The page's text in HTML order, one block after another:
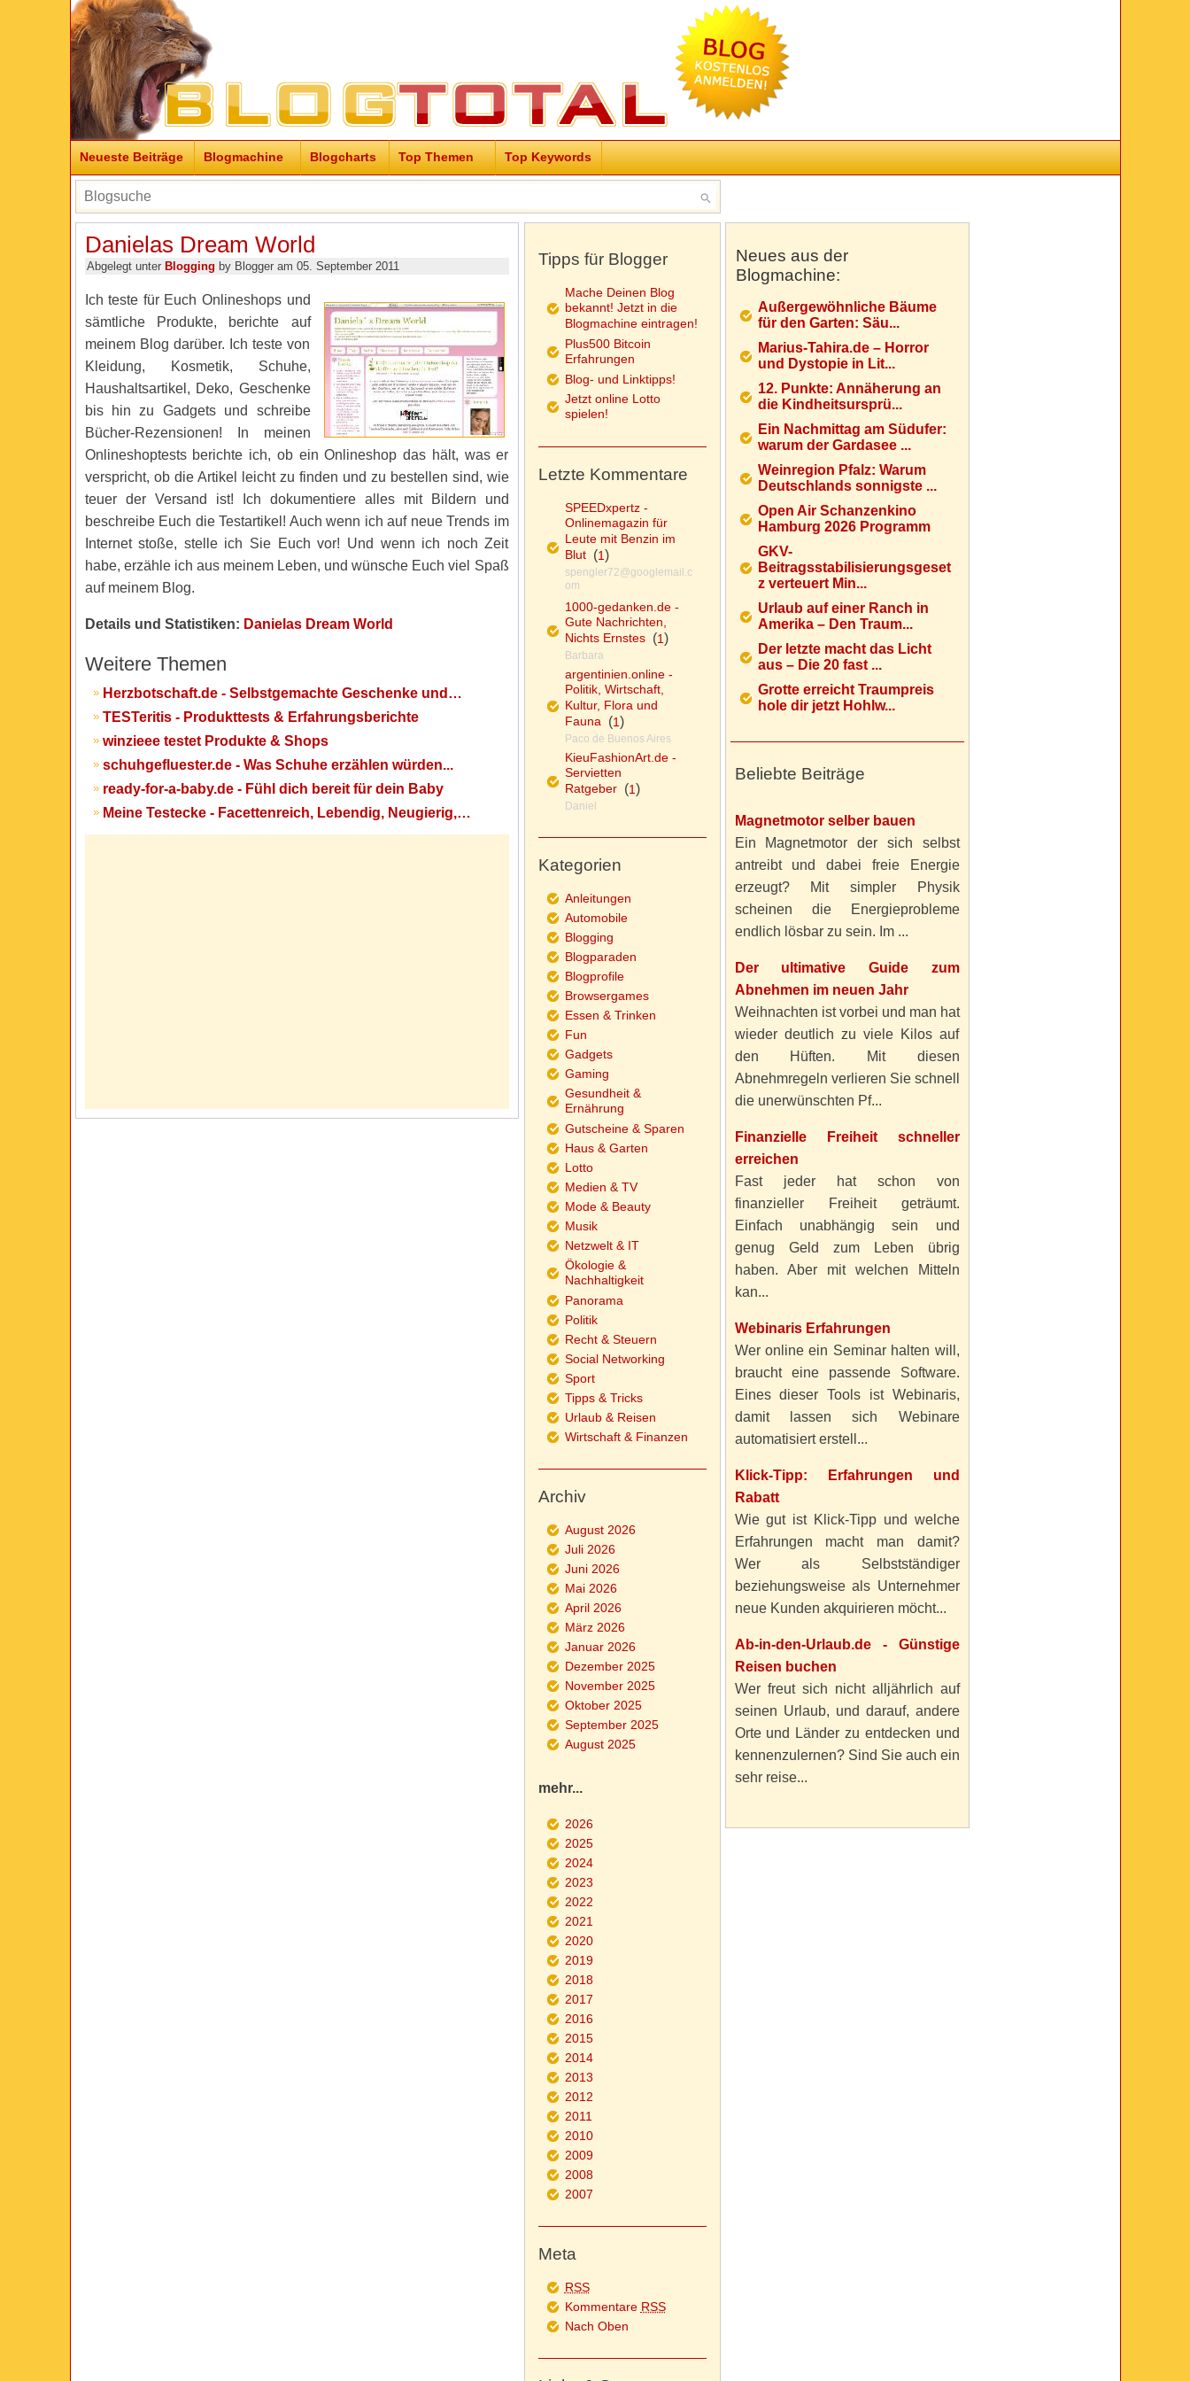
Neueste Beiträge Blogmachine Blogcharts Top Themen Top Keywords
Danielas Dream World
Abgelegt unter Blogging by Blogger am 05. September 2011
Ich teste für Euch Onlineshops und
sämtliche Produkte, berichte auf
meinem Blog darüber. Ich teste von
Kleidung, Kosmetik, Schuhe,
Haushaltsartikel, Deko, Geschenke
bis hin zu Gadgets und schreibe
Bücher-Rezensionen! In meinen
Onlineshoptests berichte ich, ob ein Onlineshop das hält, was er
verspricht, ob die Artikel leicht zu finden und zu bestellen sind, wie
teuer der Versand ist! Ich dokumentiere alles mit Bildern und
beschreibe Euch die Testartikel! Auch wenn ich auf neue Trends im
Internet stoße, stelle ich Sie Euch vor! Und wenn ich noch Zeit
habe, erzähle ich aus meinem Leben, und wünsche Euch viel Spaß
auf meinem Blog.
Details und Statistiken: Danielas Dream World
Weitere Themen
Herzbotschaft.de - Selbstgemachte Geschenke und…
TESTeritis - Produkttests & Erfahrungsberichte
winzieee testet Produkte & Shops
schuhgefluester.de - Was Schuhe erzählen würden...
ready-for-a-baby.de - Fühl dich bereit für dein Baby
Meine Testecke - Facettenreich, Lebendig, Neugierig,…
Neues aus der
Blogmachine:
Außergewöhnliche Bäume
für den Garten: Säu...
Marius-Tahira.de – Horror
und Dystopie in Lit...
12. Punkte: Annäherung an
die Kindheitsursprü...
Ein Nachmittag am Südufer:
warum der Gardasee ...
Weinregion Pfalz: Warum
Deutschlands sonnigste ...
Open Air Schanzenkino
Hamburg 2026 Programm
GKV-
Beitragsstabilisierungsgeset
z verteuert Min...
Urlaub auf einer Ranch in
Amerika – Den Traum...
Der letzte macht das Licht
aus – Die 20 fast ...
Grotte erreicht Traumpreis
hole dir jetzt Hohlw...
Beliebte Beiträge
Magnetmotor selber bauen
Ein Magnetmotor der sich selbst
antreibt und dabei freie Energie
erzeugt? Mit simpler Physik
scheinen die Energieprobleme
endlich lösbar zu sein. Im ...
Der ultimative Guide zum
Abnehmen im neuen Jahr
Weihnachten ist vorbei und man hat
wieder deutlich zu viele Kilos auf
den Hüften. Mit diesen
Abnehmregeln verlieren Sie schnell
die unerwünschten Pf...
Finanzielle Freiheit schneller
erreichen
Fast jeder hat schon von
finanzieller Freiheit geträumt.
Einfach unabhängig sein und
genug Geld zum Leben übrig
haben. Aber mit welchen Mitteln
kan...
Webinaris Erfahrungen
Wer online ein Seminar halten will,
braucht eine passende Software.
Eines dieser Tools ist Webinaris,
damit lassen sich Webinare
automatisiert erstell...
Klick-Tipp: Erfahrungen und
Rabatt
Wie gut ist Klick-Tipp und welche
Erfahrungen macht man damit?
Wer als Selbstständiger
beziehungsweise als Unternehmer
neue Kunden akquirieren möcht...
Ab-in-den-Urlaub.de - Günstige
Reisen buchen
Wer freut sich nicht alljährlich auf
seinen Urlaub, und darauf, andere
Orte und Länder zu entdecken und
kennenzulernen? Sind Sie auch ein
sehr reise...
Tipps für Blogger
Mache Deinen Blog
bekannt! Jetzt in die
Blogmachine eintragen!
Plus500 Bitcoin
Erfahrungen
Blog- und Linktipps!
Jetzt online Lotto
spielen!
Letzte Kommentare
SPEEDxpertz -
Onlinemagazin für
Leute mit Benzin im
Blut(1)
spengler72@googlemail.c
om
1000-gedanken.de -
Gute Nachrichten,
Nichts Ernstes(1)
Barbara
argentinien.online -
Politik, Wirtschaft,
Kultur, Flora und
Fauna(1)
Paco de Buenos Aires
KieuFashionArt.de -
Servietten
Ratgeber(1)
Daniel
Kategorien
Anleitungen
Automobile
Blogging
Blogparaden
Blogprofile
Browsergames
Essen & Trinken
Fun
Gadgets
Gaming
Gesundheit &
Ernährung
Gutscheine & Sparen
Haus & Garten
Lotto
Medien & TV
Mode & Beauty
Musik
Netzwelt & IT
Ökologie &
Nachhaltigkeit
Panorama
Politik
Recht & Steuern
Social Networking
Sport
Tipps & Tricks
Urlaub & Reisen
Wirtschaft & Finanzen
Archiv
August 2026
Juli 2026
Juni 2026
Mai 2026
April 2026
März 2026
Januar 2026
Dezember 2025
November 2025
Oktober 2025
September 2025
August 2025
mehr...
2026
2025
2024
2023
2022
2021
2020
2019
2018
2017
2016
2015
2014
2013
2012
2011
2010
2009
2008
2007
Meta
RSS
Kommentare RSS
Nach Oben